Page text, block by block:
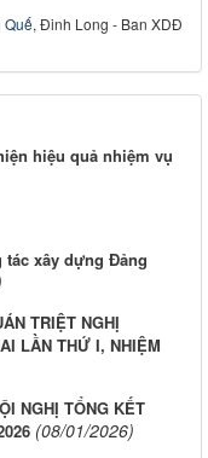
Quế, Đinh Long - Ban XDĐ
hiệu quả nhiệm vụ
tác xây dựng Đảng
TRIỆT NGHỊ
LẦN THỨ I, NHIỆM
NGHỊ TỔNG KẾT
(08/01/2026)